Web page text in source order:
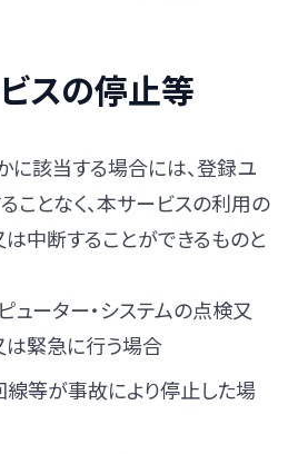
スの停止等
に該当する場合には、登録ユ
ことなく、本サービスの利用の
中断することができるものと
ューター・システムの点検又
緊急に行う場合
線等が事故により停止した場